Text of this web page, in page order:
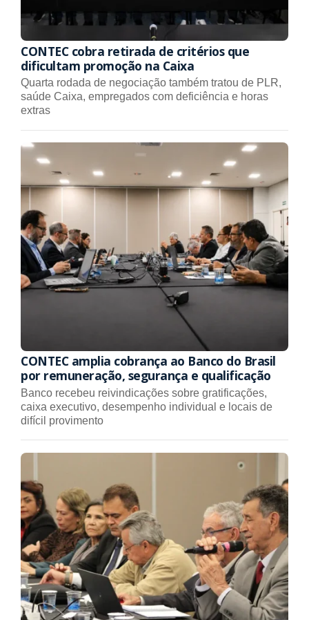
CONTEC cobra retirada de critérios que
dificultam promoção na Caixa
Quarta rodada de negociação também tratou de PLR,
saúde Caixa, empregados com deficiência e horas
extras
CONTEC amplia cobrança ao Banco do Brasil
por remuneração, segurança e qualificação
Banco recebeu reivindicações sobre gratificações,
caixa executivo, desempenho individual e locais de
difícil provimento